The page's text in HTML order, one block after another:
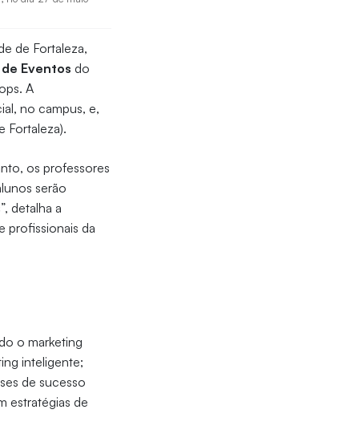
de Fortaleza,
Eventos do
A
no campus, e,
Fortaleza).
os professores
serão
detalha a
profissionais da
o marketing
inteligente;
de sucesso
estratégias de